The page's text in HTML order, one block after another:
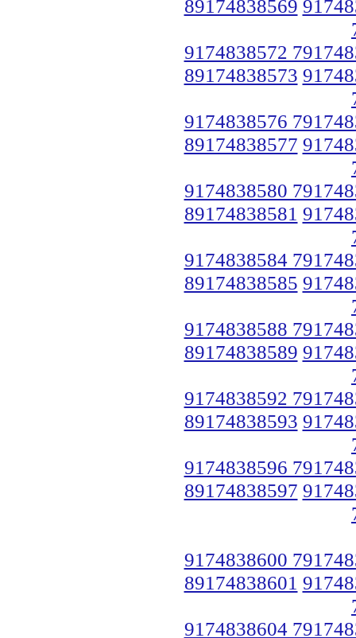
89174838569
9174838572
89174838573
9174838576
89174838577
9174838580
89174838581
9174838584
89174838585
9174838588
89174838589
9174838592
89174838593
9174838596
89174838597
9174838600
89174838601
9174838604